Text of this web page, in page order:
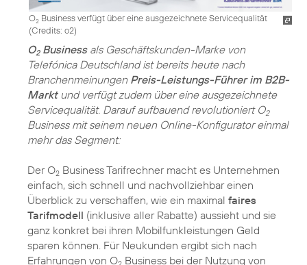
O2 Business verfügt über eine ausgezeichnete Servicequalität
(Credits: o2)
O2Businessals Geschäftskunden-Marke von
Telefónica Deutschland ist bereits heute nach
Branchenmeinungen Preis-Leistungs-Führer im B2B-
Marktund verfügt zudem über eine ausgezeichnete
Servicequalität. Darauf aufbauend revolutioniert O2
Business mit seinem neuen Online-Konfigurator einmal
mehr das Segment:
Der O2 Business Tarifrechner macht es Unternehmen
einfach, sich schnell und nachvollziehbar einen
Überblick zu verschaffen, wie ein maximal faires
Tarifmodell (inklusive aller Rabatte) aussieht und sie
ganz konkret bei ihren Mobilfunkleistungen Geld
sparen können. Für Neukunden ergibt sich nach
Erfahrungen von O Business bei der Nutzung von